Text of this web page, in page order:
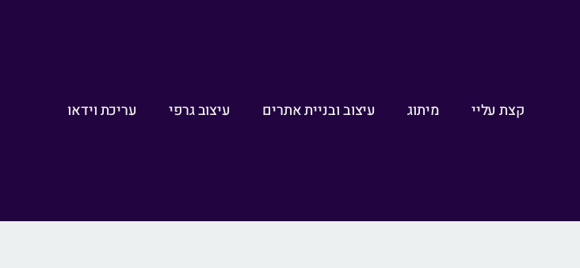
קצת עליי מיתוג עיצוב ובניית אתרים עיצוב גרפי עריכת וידאו